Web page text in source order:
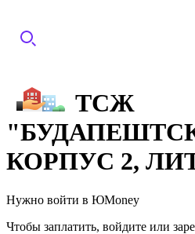
ТСЖ
КОРПУС 2,
Нужно войти в ЮMoney
Чтобы заплатить, войдите или